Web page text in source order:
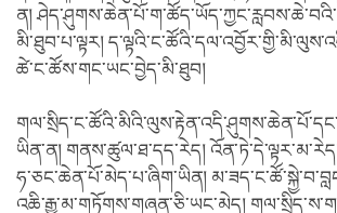
ན།
མི་ཐུབ་པ་ལྟར།
ཚེ་ང་ཚོས་གང་ཡང་བྱེད་མི་ཐུབ།
ཡིན་ན། གནས་ཚུལ་ཐ་དད་རེད།
ཧ་ཅང་ཆེན་པོ་མེད་པ་ཞིག་ཡིན།
འཆི་རྒྱུ་མ་གཏོགས་གཞན་ཅི་ཡང་མེད།